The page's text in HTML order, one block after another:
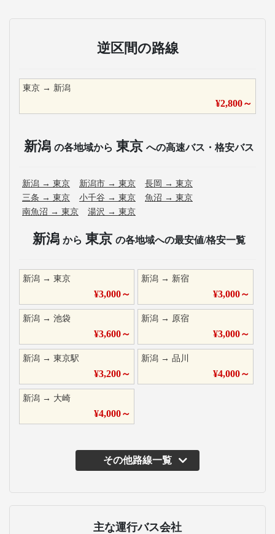
逆区間の路線
東京 → 新潟
¥2,800～
新潟 の各地域から 東京 への高速バス・格安バス
新潟 → 東京 新潟市 → 東京 長岡 → 東京
三条 → 東京 小千谷 → 東京 魚沼 → 東京
南魚沼 → 東京 湯沢 → 東京
新潟 から 東京 の各地域への最安値/格安一覧
新潟 → 東京
¥3,000～
新潟 → 新宿
¥3,000～
新潟 → 池袋
¥3,600～
新潟 → 原宿
¥3,000～
新潟 → 東京駅
¥3,200～
新潟 →品川
¥4,000～
新潟 → 大崎
¥4,000～
その他路線一覧
主な運行バス会社